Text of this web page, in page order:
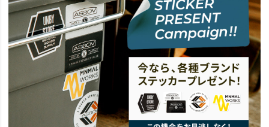
news AS2OVの収納アイテム